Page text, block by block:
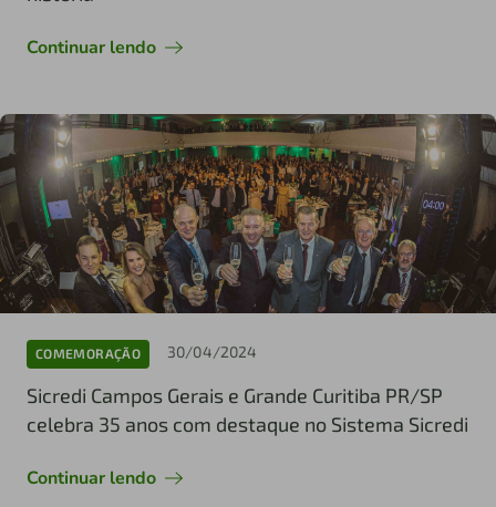
Continuar lendo
COMEMORAÇÃO 30/04/2024
Sicredi Campos Gerais e Grande Curitiba PR/SP
celebra 35 anos com destaque no Sistema Sicredi
Continuar lendo